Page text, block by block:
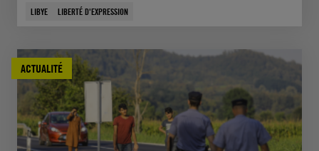
LIBYE LIBERTÉ D'EXPRESSION
ACTUALITÉ